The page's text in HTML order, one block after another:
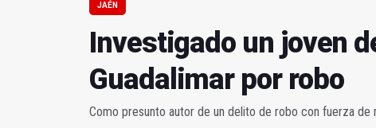
JAÉN
Investigado un joven
Guadalimar por robo
Como presunto autor de un delito de robo con fuerza de